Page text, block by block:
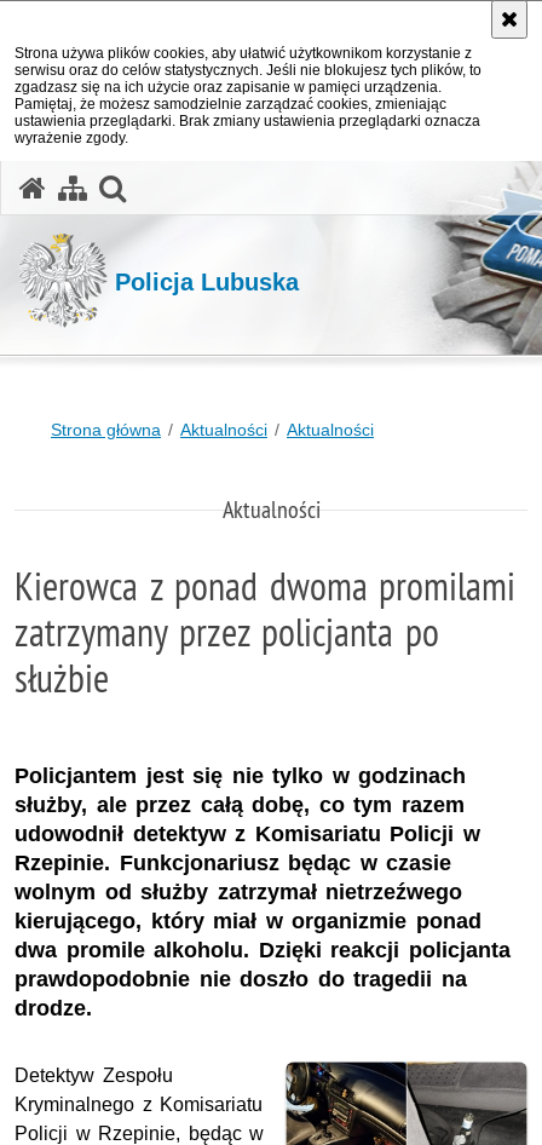
Strona używa plików cookies, aby ułatwić użytkownikom korzystanie z
serwisu oraz do celów statystycznych. Jeśli nie blokujesz tych plików, to
zgadzasz się na ich użycie oraz zapisanie w pamięci urządzenia.
Pamiętaj, że możesz samodzielnie zarządzać cookies, zmieniając
ustawienia przeglądarki. Brak zmiany ustawienia przeglądarki oznacza
wyrażenie zgody.
Policja Lubuska
Strona główna Aktualności Aktualności
Aktualności
Kierowca z ponad dwoma promilami
zatrzymany przez policjanta po
służbie
Policjantem jest się nie tylko w godzinach
służby, ale przez całą dobę, co tym razem
udowodnił detektyw z Komisariatu Policji w
Rzepinie. Funkcjonariusz będąc w czasie
wolnym od służby zatrzymał nietrzeźwego
kierującego, który miał w organizmie ponad
dwa promile alkoholu. Dzięki reakcji policjanta
prawdopodobnie nie doszło do tragedii na
drodze.
Detektyw Zespołu
Kryminalnego z Komisariatu
Policji w Rzepinie, będąc w